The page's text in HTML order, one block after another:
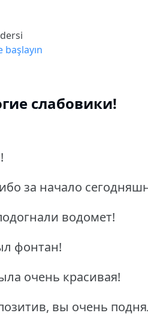
слабовики!
за начало
водомет!
фонтан!
очень красивая!
вы очень